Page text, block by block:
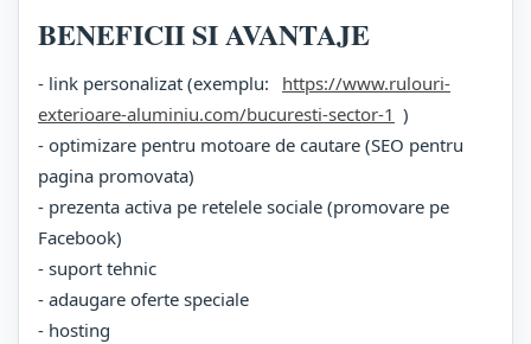
BENEFICII SI AVANTAJE
- link personalizat (exemplu:
https://www.rulouri-
exterioare-aluminiu.com/bucuresti-sector-1 )
- optimizare pentru motoare de cautare (SEO pentru
pagina promovata)
- prezenta activa pe retelele sociale (promovare pe
Facebook)
- suport tehnic
- adaugare oferte speciale
- hosting